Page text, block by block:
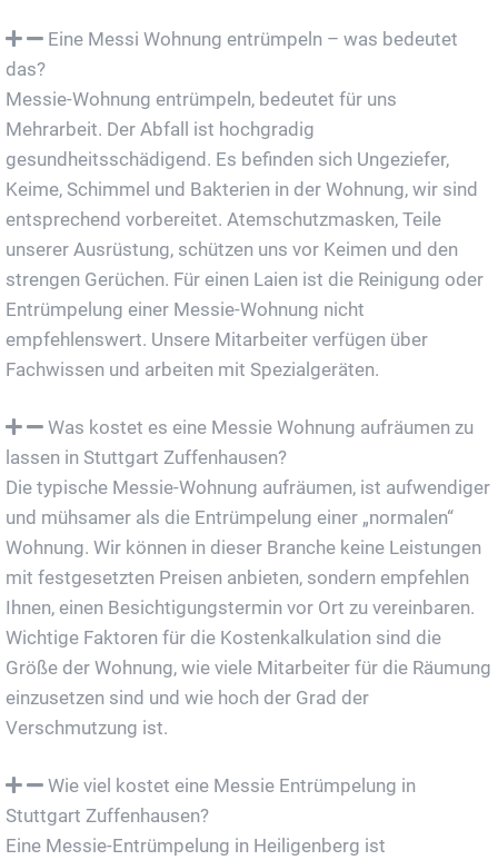
Eine Messi Wohnung entrümpeln – was bedeutet
das?
Messie-Wohnung entrümpeln, bedeutet für uns
Mehrarbeit. Der Abfall ist hochgradig
gesundheitsschädigend. Es befinden sich Ungeziefer,
Keime, Schimmel und Bakterien in der Wohnung, wir sind
entsprechend vorbereitet. Atemschutzmasken, Teile
unserer Ausrüstung, schützen uns vor Keimen und den
strengen Gerüchen. Für einen Laien ist die Reinigung oder
Entrümpelung einer Messie-Wohnung nicht
empfehlenswert. Unsere Mitarbeiter verfügen über
Fachwissen und arbeiten mit Spezialgeräten.
Was kostet es eine Messie Wohnung aufräumen zu
lassen in Stuttgart Zuffenhausen?
Die typische Messie-Wohnung aufräumen, ist aufwendiger
und mühsamer als die Entrümpelung einer „normalen“
Wohnung. Wir können in dieser Branche keine Leistungen
mit festgesetzten Preisen anbieten, sondern empfehlen
Ihnen, einen Besichtigungstermin vor Ort zu vereinbaren.
Wichtige Faktoren für die Kostenkalkulation sind die
Größe der Wohnung, wie viele Mitarbeiter für die Räumung
einzusetzen sind und wie hoch der Grad der
Verschmutzung ist.
Wie viel kostet eine Messie Entrümpelung in
Stuttgart Zuffenhausen?
Eine Messie-Entrümpelung in Heiligenberg ist